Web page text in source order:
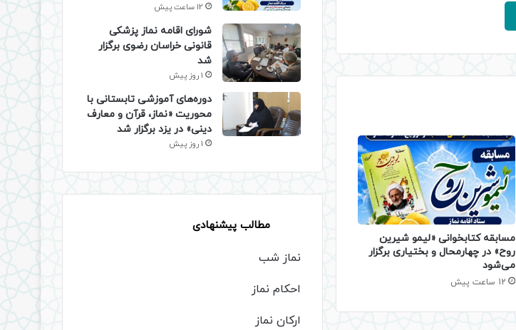
مسابقه کتابخوانی «لیمو شیرین
روح» در چهارمحال و بختیاری برگزار
می‌شود
12 ساعت پیش
12 ساعت پیش
شورای اقامه نماز پزشکی
قانونی خراسان رضوی برگزار
شد
1 روز پیش
دوره‌های آموزشی تابستانی با
محوریت «نماز، قرآن و معارف
دینی» در یزد برگزار شد
1 روز پیش
مطالب پیشنهادی
نماز شب
احکام نماز
ارکان نماز